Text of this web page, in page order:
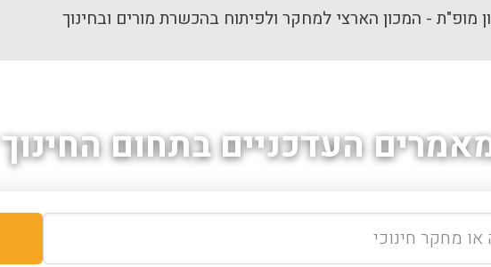
מופ"ת - המכון הארצי למחקר ולפיתוח בהכשרת מורים ובחינוך
העדכניים בתחום החינוך